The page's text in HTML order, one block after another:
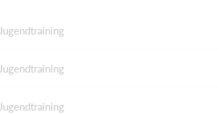
Jugendtraining
Jugendtraining
Jugendtraining